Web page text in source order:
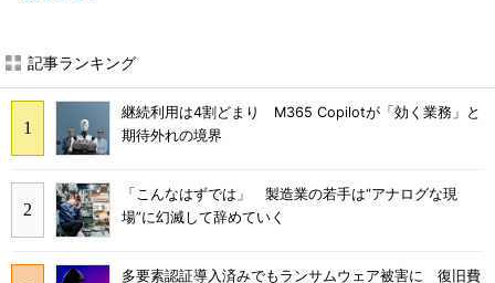
記事ランキング
継続利用は4割どまり M365 Copilotが「効く業務」と
期待外れの境界
「こんなはずでは」 製造業の若手は“アナログな現
場”に幻滅して辞めていく
多要素認証導入済みでもランサムウェア被害に 復旧費